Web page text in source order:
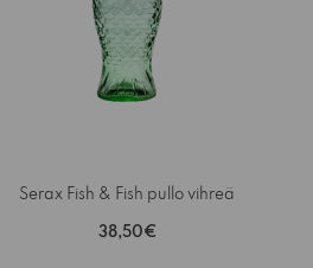
Serax Fish & Fish pullo vihreä
38,50€